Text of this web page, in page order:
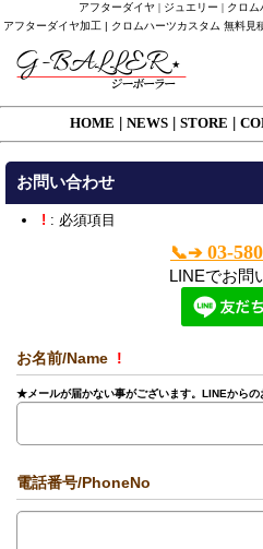
アフターダイヤ | ジュエリー | クロ
アフターダイヤ加工 | クロムハーツカスタム 無料見
HOME NEWS STORE
お問い合わせ
! : 必須項目
📞➔03-
LINEでお問
お名前/Name !
★メールが届かない事がございます。LINEから
電話番号/PhoneNo